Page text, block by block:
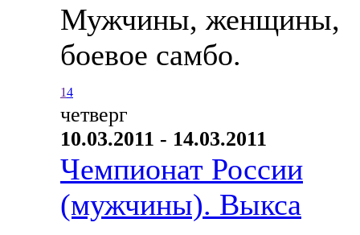
Мужчины, женщины,
боевое самбо.
14
четверг
10.03.2011 - 14.03.2011
Чемпионат России
(мужчины). Выкса